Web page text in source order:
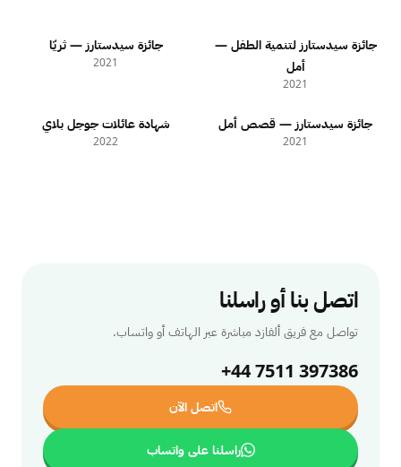
جائزة سيدستارز لتنمية الطفل —
أمل
2021
جائزة سيدستارز — ثريّا
2021
جائزة سيدستارز — قصص أمل
2021
شهادة عائلات جوجل بلاي
2022
اتصل بنا أو راسلنا
تواصل مع فريق ألفازد مباشرة عبر الهاتف أو واتساب.
+44 7511 397386
اتصل الآن
راسلنا على واتساب